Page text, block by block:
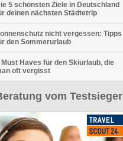
5 schönsten Ziele in Deutschland
deinen nächsten Städtetrip
nicht vergessen: Tipps
den Sommerurlaub
Must Haves für den Skiurlaub, die
oft vergisst
vom Testsieger